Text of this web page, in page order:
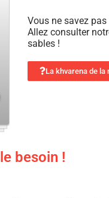
Vous ne savez
Allez consulter
sables !
La khvarena de la
besoin !